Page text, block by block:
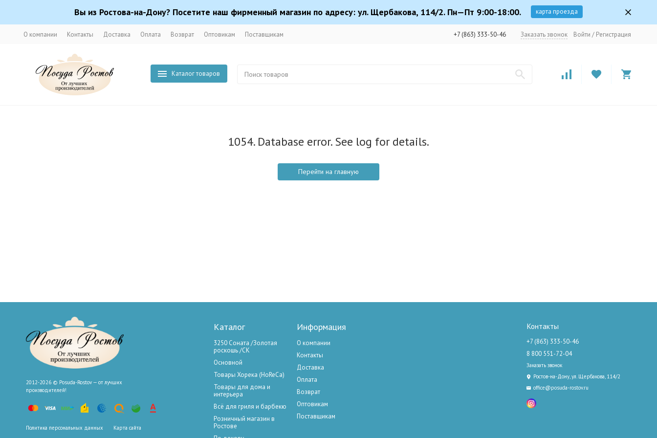
Вы из Ростова-на-Дону? Посетите наш фирменный магазин по адресу: ул. Щербакова, 114/2. Пн—Пт 9:00-18:00. карта проезда
О компании Контакты Доставка Оплата Возврат Оптовикам Поставщикам +7 (863) 333-50-46 Заказать звонок Войти / Регистрация
Каталог товаров
1054. Database error. See log for details.
Перейти на главную
2012-2026 © Posuda-Rostov — от лучших
производителей!
Политика персональных данных Карта сайта
Каталог
3250 Соната /Золотая
роскошь /СК
Основной
Товары Хорека (HoReCa)
Товары для дома и
интерьера
Всё для гриля и барбекю
Розничный магазин в
Ростове
Информация
О компании
Контакты
Доставка
Оплата
Возврат
Оптовикам
Поставщикам
Контакты
+7 (863) 333-50-46
8 800 551-72-04
Заказать звонок
Ростов-на-Дону, ул. Щербакова, 114/2
office@posuda-rostov.ru